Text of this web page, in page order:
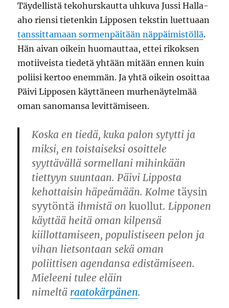
Täydellistä tekohurskautta uhkuva Jussi Halla-
aho riensi tietenkin Lipposen tekstin luettuaan
tanssittamaan sormenpäitään näppäimistöllä.
Hän aivan oikein huomauttaa, ettei rikoksen
motiiveista tiedetä yhtään mitään ennen kuin
poliisi kertoo enemmän. Ja yhtä oikein osoittaa
Päivi Lipposen käyttäneen murhenäytelmää
oman sanomansa levittämiseen.
Koska en tiedä, kuka palon sytytti ja
miksi, en toistaiseksi osoittele
syyttävällä sormellani mihinkään
tiettyyn suuntaan. Päivi Lipposta
kehottaisin häpeämään. Kolmetäysin
syytöntä ihmistä onkuollut. Lipponen
käyttää heitä oman kilpensä
kiillottamiseen, populistiseen pelon ja
vihan lietsontaan sekä oman
poliittisen agendansa edistämiseen.
Mieleeni tulee eläin
nimeltä raatokärpänen.